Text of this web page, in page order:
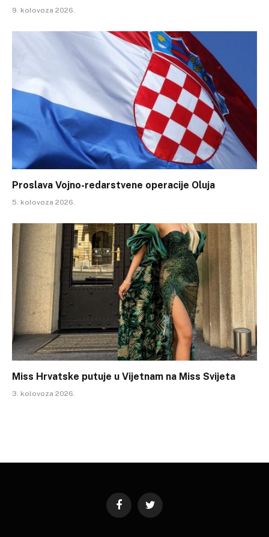
9. kolovoza 2026.
Proslava Vojno-redarstvene operacije Oluja
5. kolovoza 2026.
Miss Hrvatske putuje u Vijetnam na Miss Svijeta
3. kolovoza 2026.
FacebookTwitter